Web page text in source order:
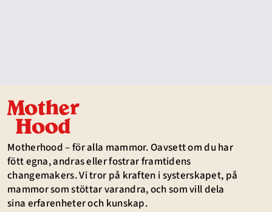
Motherhood – för alla mammor. Oavsett om du har
fött egna, andras eller fostrar framtidens
changemakers. Vi tror på kraften i systerskapet, på
mammor som stöttar varandra, och som vill dela
sina erfarenheter och kunskap.